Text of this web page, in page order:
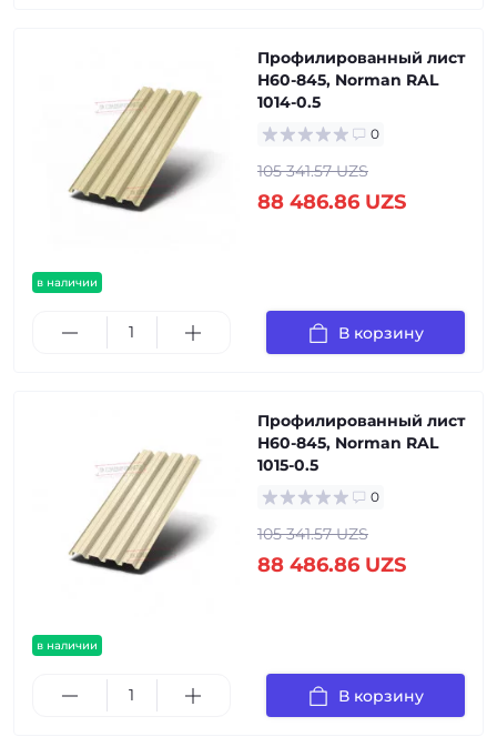
в наличии
Профилированный лист
Н60-845, Norman RAL
1014-0.5
0
105 341.57 UZS
88 486.86 UZS
В корзину
в наличии
Профилированный лист
Н60-845, Norman RAL
1015-0.5
0
105 341.57 UZS
88 486.86 UZS
В корзину